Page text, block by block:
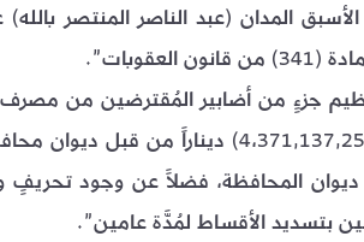
المدان (عبد الناصر المنتصر
بقيمةٍ تصل إلى (4،371,137,250)
المحافظة، فضلاً عن وجود تحريفٍ
بتسديد الأقساط لمُدَّة عامين”.